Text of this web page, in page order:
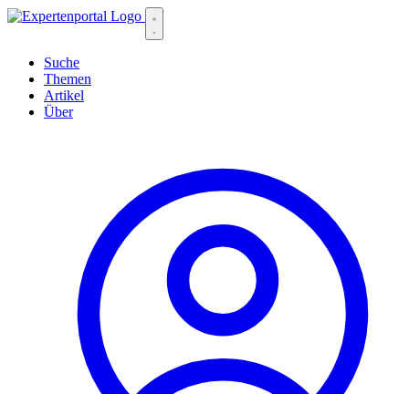
Suche
Themen
Artikel
Über